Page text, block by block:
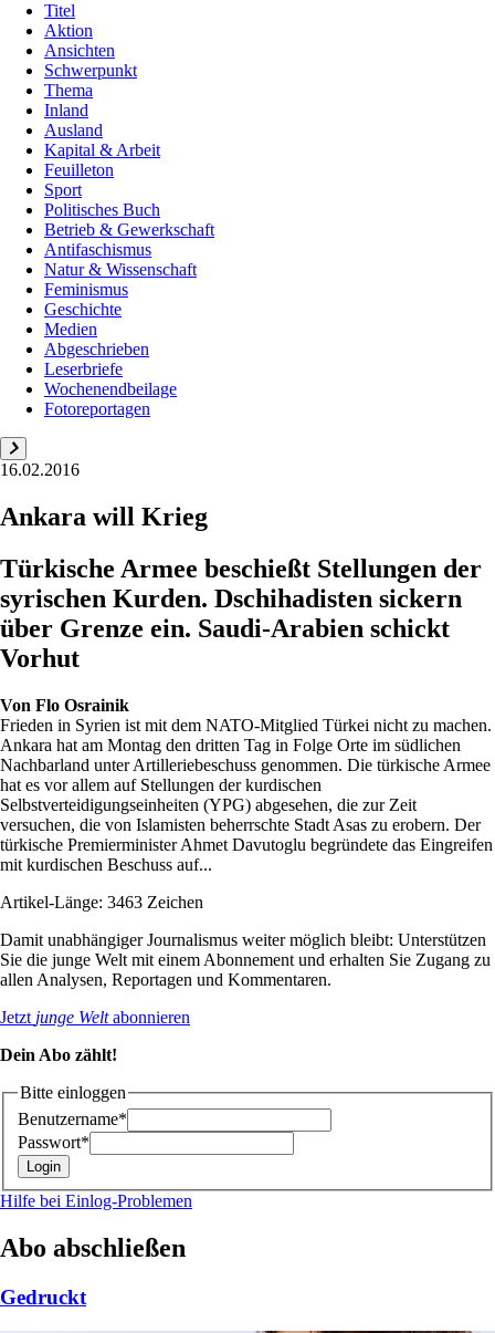
Titel
Aktion
Ansichten
Schwerpunkt
Thema
Inland
Ausland
Kapital & Arbeit
Feuilleton
Sport
Politisches Buch
Betrieb & Gewerkschaft
Antifaschismus
Natur & Wissenschaft
Feminismus
Geschichte
Medien
Abgeschrieben
Leserbriefe
Wochenendbeilage
Fotoreportagen
16.02.2016
Ankara will Krieg
Türkische Armee beschießt Stellungen der
syrischen Kurden. Dschihadisten sickern
über Grenze ein. Saudi-Arabien schickt
Vorhut
Von Flo Osrainik
Frieden in Syrien ist mit dem ­NATO-Mitglied Türkei nicht zu machen.
Ankara hat am Montag den dritten Tag in Folge Orte im südlichen
Nachbarland unter Artilleriebeschuss genommen. Die türkische Armee
hat es vor allem auf Stellungen der kurdischen
Selbstverteidigungseinheiten (YPG) abgesehen, die zur Zeit
versuchen, die von Islamisten beherrschte Stadt Asas zu erobern. Der
türkische Premierminister Ahmet Davutoglu begründete das Eingreifen
mit kurdischen Beschuss auf...
Artikel-Länge: 3463 Zeichen
Damit unabhängiger Journalismus weiter möglich bleibt: Unterstützen
Sie die junge Welt mit einem Abonnement und erhalten Sie Zugang zu
allen Analysen, Reportagen und Kommentaren.
Jetzt junge Weltabonnieren
Dein Abo zählt!
Bitte einloggen
Benutzername*
Passwort*
Hilfe bei Einlog-Problemen
Abo abschließen
Gedruckt